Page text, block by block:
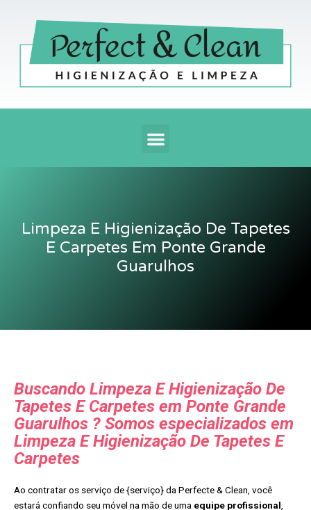
conteúdo
Menu
Limpeza E Higienização De Tapetes
E Carpetes Em Ponte Grande
Guarulhos
Buscando Limpeza E Higienização De
Tapetes E Carpetes em Ponte Grande
Guarulhos ? Somos especializados em
Limpeza E Higienização De Tapetes E
Carpetes
Ao contratar os serviço de {serviço} da Perfecte & Clean, você
estará confiando seu móvel na mão de uma equipe profissional